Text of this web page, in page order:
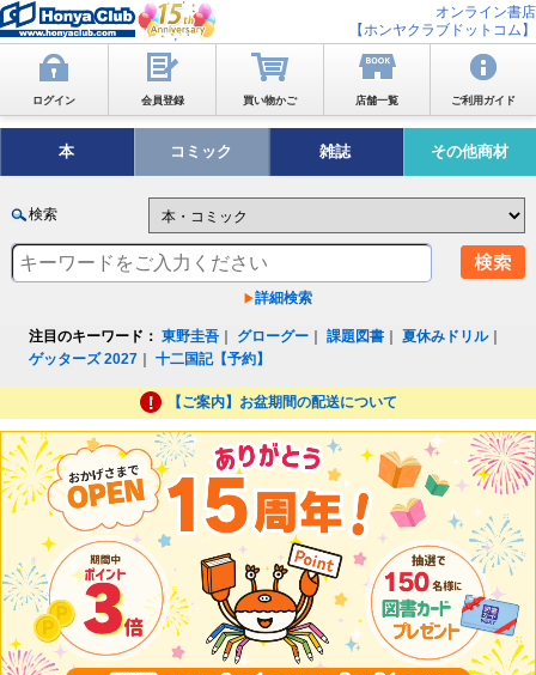
オンライン書店
【ホンヤクラブドットコム】
ログイン 会員登録 買い物かご 店舗一覧 ご利用ガイド
本 コミック 雑誌 その他商材
検索
詳細検索
注目のキーワード： 東野圭吾 グローグー ｜課題図書 ｜夏休みドリル｜
ゲッターズ 2027 ｜十二国記【予約】
【ご案内】お盆期間の配送について